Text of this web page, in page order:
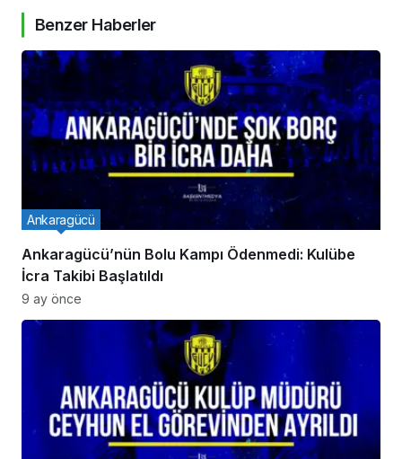
Benzer Haberler
Ankaragücü’nün Bolu Kampı Ödenmedi: Kulübe
İcra Takibi Başlatıldı
Ankaragücü
9 ay önce